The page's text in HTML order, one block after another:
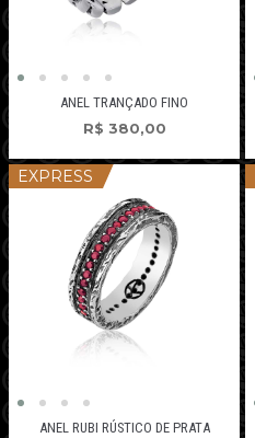
ANEL TRANÇADO FINO
R$ 380,00
EXPRESS
ANEL RUBI RÚSTICO DE PRATA